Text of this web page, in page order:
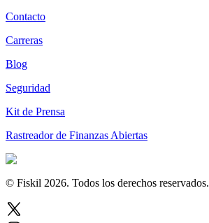
Contacto
Carreras
Blog
Seguridad
Kit de Prensa
Rastreador de Finanzas Abiertas
© Fiskil 2026. Todos los derechos reservados.